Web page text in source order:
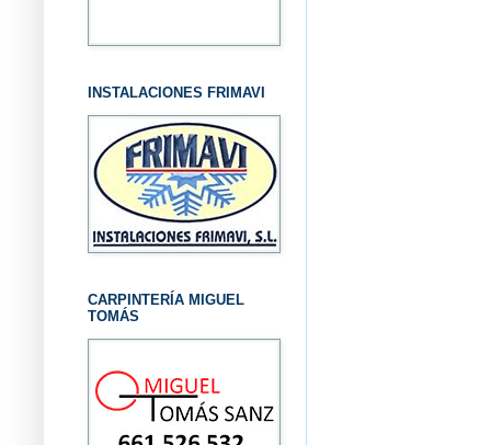
INSTALACIONES FRIMAVI
CARPINTERÍA MIGUEL
TOMÁS